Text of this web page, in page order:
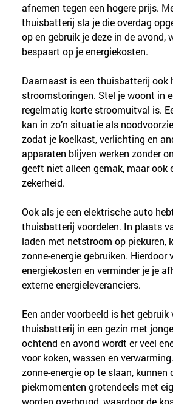
afnemen tegen een hogere prijs.
thuisbatterij sla je die overdag
op en gebruik je deze in de avond,
bespaart op je energiekosten.
Daarnaast is een thuisbatterij ook
stroomstoringen. Stel je woont in
regelmatig korte stroomuitval is.
kan in zo’n situatie als
zodat je koelkast, verlichting en
apparaten blijven werken zonder
geeft niet alleen gemak, maar ook
zekerheid.
Ook als je een elektrische auto
thuisbatterij voordelen. In plaats
laden met netstroom op piekuren,
zonne-energie gebruiken. Hierdoor
energiekosten en verminder je je
externe energieleveranciers.
Een ander voorbeeld is het gebruik
thuisbatterij in een gezin met
ochtend en avond wordt er veel
voor koken, wassen en
zonne-energie op te slaan, kunnen
piekmomenten grotendeels met
worden overbrugd, waardoor de